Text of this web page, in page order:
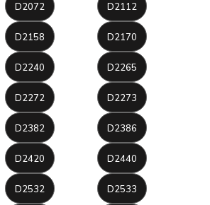
D2072 D2112
D2158 D2170
D2240 D2265
D2272 D2273
D2382 D2386
D2420 D2440
D2532 D2533